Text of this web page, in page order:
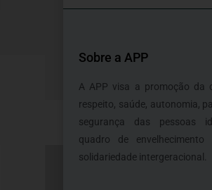
Sobre a APP
A APP visa a promoção da
respeito, saúde, autonomia,
segurança das pessoas
quadro de
solidariedade intergeracional.